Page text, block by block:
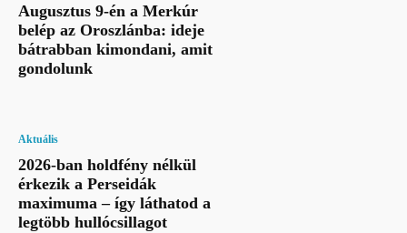
Augusztus 9-én a Merkúr
belép az Oroszlánba: ideje
bátrabban kimondani, amit
gondolunk
Aktuális
2026-ban holdfény nélkül
érkezik a Perseidák
maximuma – így láthatod a
legtöbb hullócsillagot